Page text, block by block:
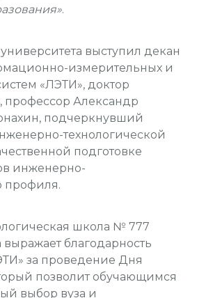
.
выступил декан
измерительных и
«ЛЭТИ», доктор
профессор Александр
подчеркнувший
технологической
подготовке
инженерно-
профиля.
школа № 777
выражает благодарность
за проведение Дня
позволит обучающимся
выбор вуза и